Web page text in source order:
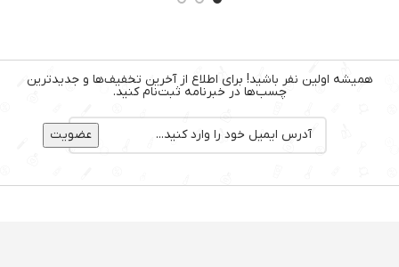
همیشه اولین نفر باشید! برای اطلاع از آخرین تخفیف‌ها و جدیدترین
چسب‌ها در خبرنامه ثبت‌نام کنید.